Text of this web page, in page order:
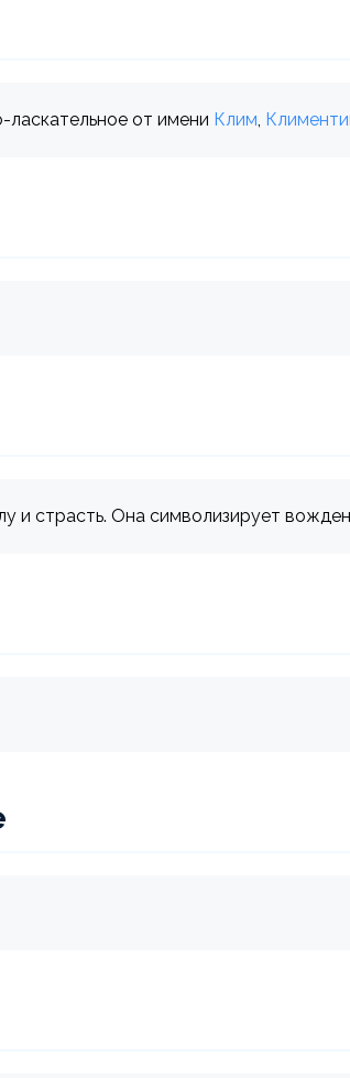
от имени Клим,
и страсть. Она символизирует